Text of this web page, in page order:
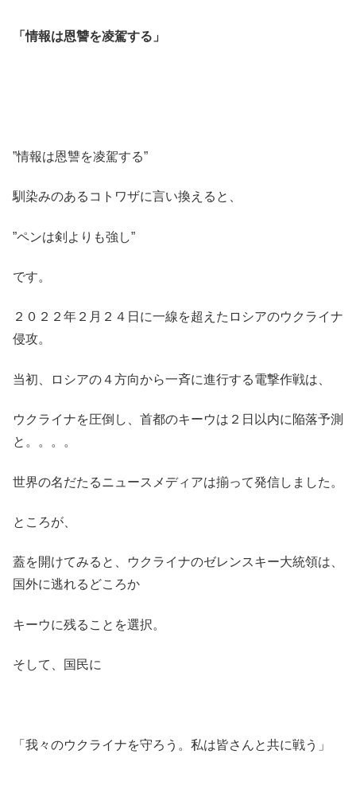
「情報は恩讐を凌駕する」
”情報は恩讐を凌駕する”
馴染みのあるコトワザに言い換えると、
”ペンは剣よりも強し”
です。
２０２２年２月２４日に一線を超えたロシアのウクライナ
侵攻。
当初、ロシアの４方向から一斉に進行する電撃作戦は、
ウクライナを圧倒し、首都のキーウは２日以内に陥落予測
と。。。。
世界の名だたるニュースメディアは揃って発信しました。
ところが、
蓋を開けてみると、ウクライナのゼレンスキー大統領は、
国外に逃れるどころか
キーウに残ることを選択。
そして、国民に
「我々のウクライナを守ろう。私は皆さんと共に戦う」